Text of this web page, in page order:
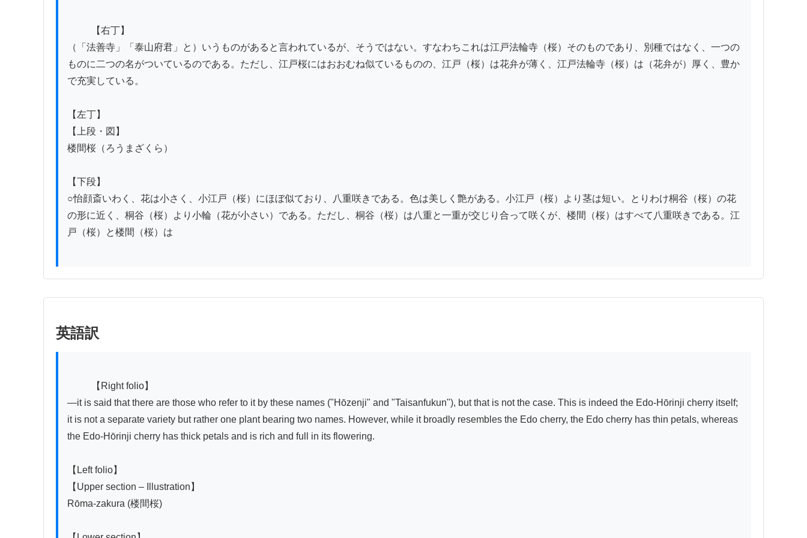
（「法善寺」「泰山府君」と）いうものがあると言われているが、そうではない。すなわちこれは江戸法輪寺（桜）そのものであり、別種ではなく、一つの
ものに二つの名がついているのである。ただし、江戸桜にはおおむね似ているものの、江戸（桜）は花弁が薄く、江戸法輪寺（桜）は（花弁が）厚く、豊か
で充実している。
【左丁】
【上段・図】
楼間桜（ろうまざくら）
【下段】
○怡顔斎いわく、花は小さく、小江戸（桜）にほぼ似ており、八重咲きである。色は美しく艶がある。小江戸（桜）より茎は短い。とりわけ桐谷（桜）の花
の形に近く、桐谷（桜）より小輪（花が小さい）である。ただし、桐谷（桜）は八重と一重が交じり合って咲くが、楼間（桜）はすべて八重咲きである。江
戸（桜）と楼間（桜）は
英語訳
—it is said that there are those who refer to it by these names ("Hōzenji" and "Taisanfukun"), but that is not the case. This is indeed the Edo-Hōrinji cherry itself;
it is not a separate variety but rather one plant bearing two names. However, while it broadly resembles the Edo cherry, the Edo cherry has thin petals, whereas
the Edo-Hōrinji cherry has thick petals and is rich and full in its flowering.
【Left folio】
【Upper section – Illustration】
Rōma-zakura (楼間桜)